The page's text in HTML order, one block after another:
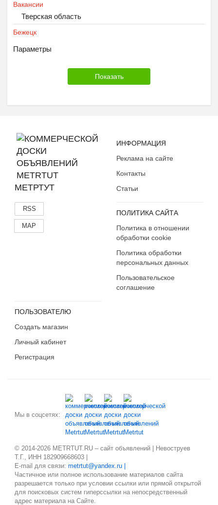
Вакансии
Тверская область
Бежецк
Параметры
МЕТРТУТ
RSS
MAP
ИНФОРМАЦИЯ
Реклама на сайте
Контакты
Статьи
ПОЛИТИКА САЙТА
Политика в отношении
обработки cookie
Политика обработки
персональных данных
Пользовательское
соглашение
ПОЛЬЗОВАТЕЛЮ
Создать магазин
Личный кабинет
Регистрация
Мы в соцсетях:
© 2014-2026 METRTUT.RU – сайт объявлений | Невоструев
Т.Г., ИНН 182909668603 |
E-mail для связи: metrtut@yandex.ru |
Частичное или полное использование материалов сайта
разрешается только при условии ссылки или прямой открытой
для поисковых систем гиперссылки на непосредственный
адрес материала на Сайте.